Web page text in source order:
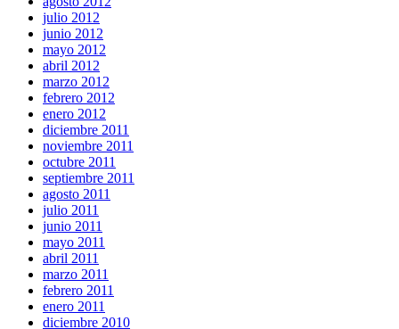
julio 2012
junio 2012
mayo 2012
abril 2012
marzo 2012
febrero 2012
enero 2012
diciembre 2011
noviembre 2011
octubre 2011
septiembre 2011
agosto 2011
julio 2011
junio 2011
mayo 2011
abril 2011
marzo 2011
febrero 2011
enero 2011
diciembre 2010